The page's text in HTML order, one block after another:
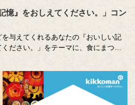
憶』をおしえてください。」コン
を与えてくれるあなたの『おいしい記
ださい。」をテーマに、食にまつわ
たたまる作品が寄せられています。
切になる。そんな「おいしい記憶」
をご紹介します。